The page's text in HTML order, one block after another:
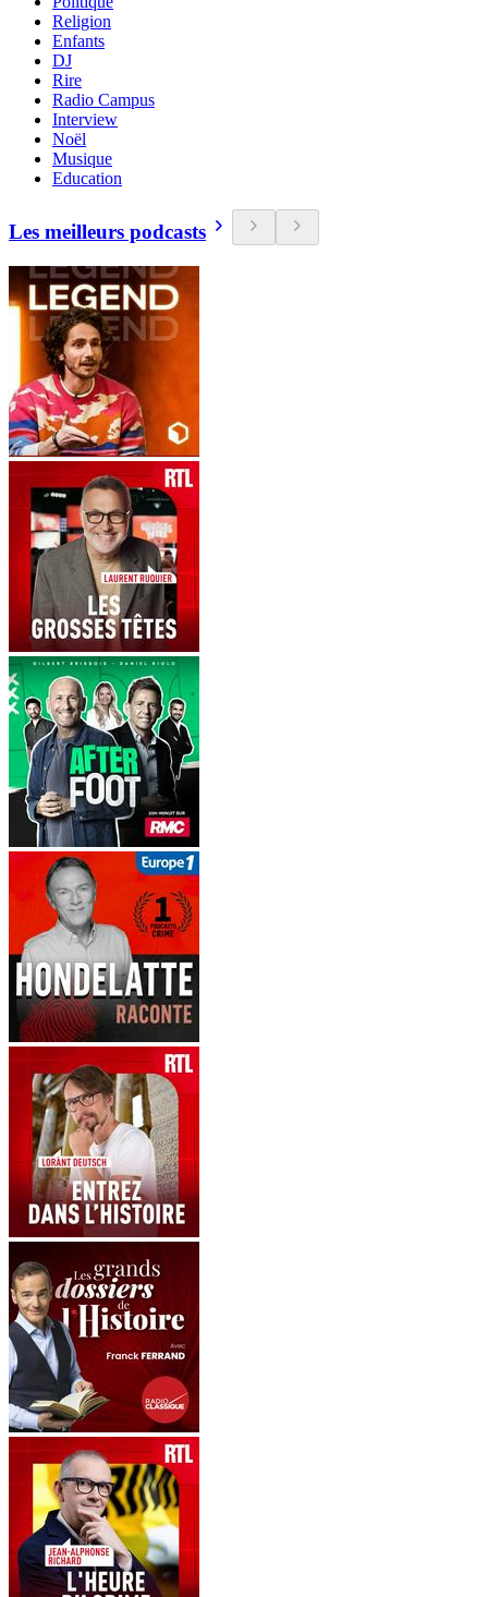
Religion
Enfants
DJ
Rire
Radio Campus
Interview
Noël
Musique
Education
Les meilleurs podcasts